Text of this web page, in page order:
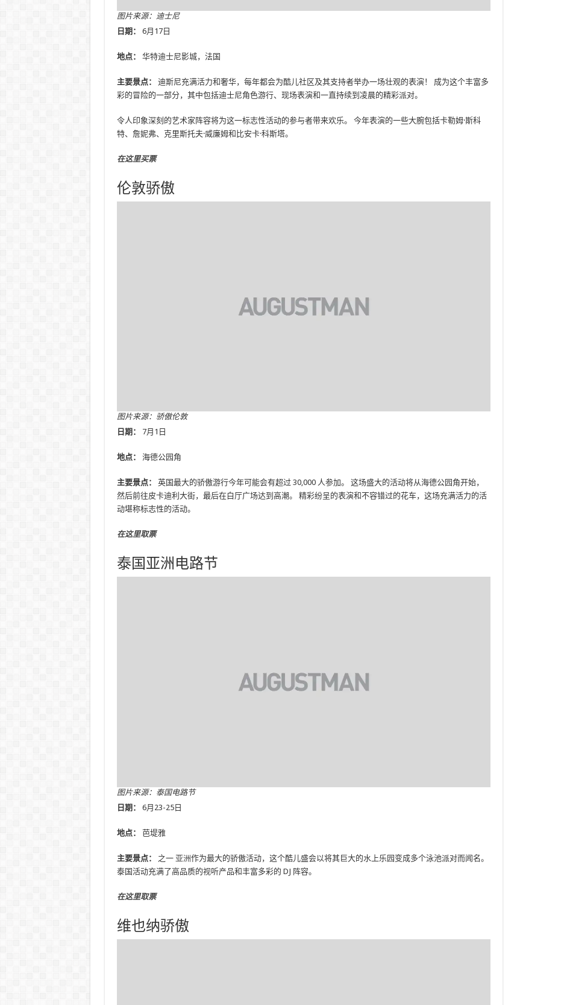
图片来源：迪士尼
日期：
6月17日
地点： 华特迪士尼影城，法国
主要景点：
迪斯尼充满活力和奢华，每年都会为酷儿社区及其支持者举办一场壮观的表演！ 成为这个丰富多
彩的冒险的一部分，其中包括迪士尼角色游行、现场表演和一直持续到凌晨的精彩派对。
令人印象深刻的艺术家阵容将为这一标志性活动的参与者带来欢乐。 今年表演的一些大腕包括卡勒姆·斯科
特、詹妮弗、克里斯托夫·威廉姆和比安卡·科斯塔。
在这里买票
伦敦骄傲
图片来源：骄傲伦敦
日期：
7月1日
地点： 海德公园角
主要景点：
英国最大的骄傲游行今年可能会有超过 30,000 人参加。 这场盛大的活动将从海德公园角开始，
然后前往皮卡迪利大街，最后在白厅广场达到高潮。 精彩纷呈的表演和不容错过的花车，这场充满活力的活
动堪称标志性的活动。
在这里取票
泰国亚洲电路节
图片来源：泰国电路节
日期：
6月23-25日
地点： 芭堤雅
主要景点： 之一 亚洲作为最大的骄傲活动，这个酷儿盛会以将其巨大的水上乐园变成多个泳池派对而闻名。
泰国活动充满了高品质的视听产品和丰富多彩的 DJ 阵容。
在这里取票
维也纳骄傲